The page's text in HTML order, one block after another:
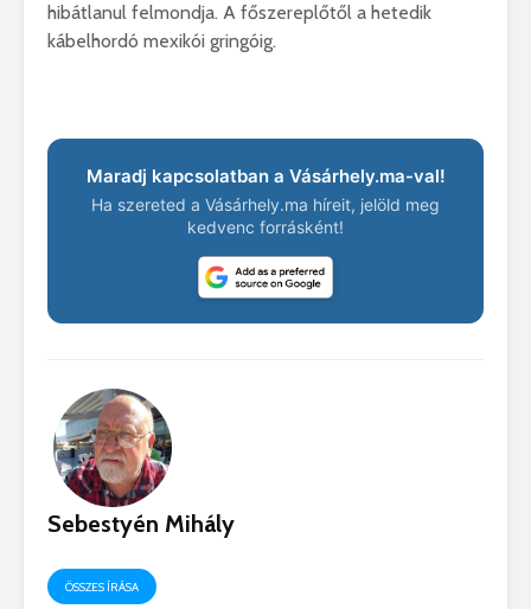
hibátlanul felmondja. A főszereplőtől a hetedik
kábelhordó mexikói gringóig.
Maradj kapcsolatban a Vásárhely.ma-val!
Ha szereted a Vásárhely.ma híreit, jelöld meg
kedvenc forrásként!
Sebestyén Mihály
ÖSSZES ÍRÁSA